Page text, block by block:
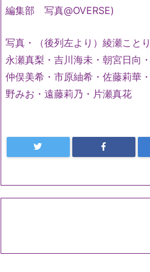
編集部 写真@OVERSE)
写真・（後列左より）綾瀬こと
永瀬真梨・吉川海未・朝宮日向
仲俣美希・市原紬希・佐藤莉華
野みお・遠藤莉乃・片瀬真花